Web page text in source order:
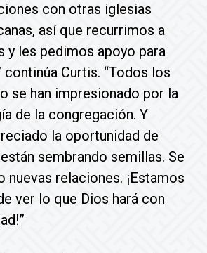
con otras iglesias
así que recurrimos a
y les pedimos apoyo para
continúa Curtis. “Todos los
se han impresionado por la
de la congregación. Y
la oportunidad de
sembrando semillas. Se
nuevas relaciones. ¡Estamos
ver lo que Dios hará con